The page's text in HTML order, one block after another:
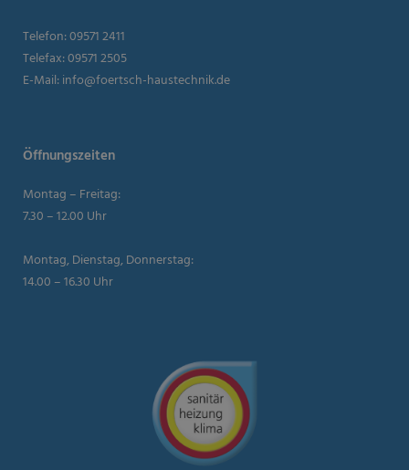
Telefon: 09571 2411
Telefax: 09571 2505
E-Mail:info@foertsch-haustechnik.de
Öffnungszeiten
Montag – Freitag:
7.30 – 12.00 Uhr
Montag, Dienstag, Donnerstag:
14.00 – 16.30 Uhr